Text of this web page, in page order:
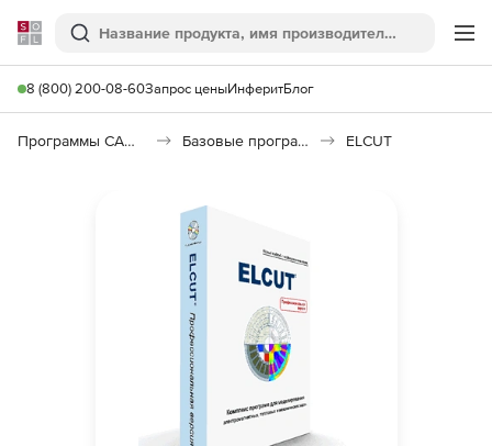
Softline
Поиск
8 (800) 200-08-60Запрос ценыИнферитБлог
Программы САПР и ГИС Базовые программы ELCUT